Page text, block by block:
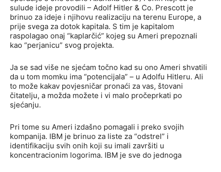
sulude ideje provodili – Adolf Hitler & Co. Prescott je
brinuo za ideje i njihovu realizaciju na terenu Europe, a
prije svega za dotok kapitala. S tim je kapitalom
raspolagao onaj “kaplarčić” kojeg su Ameri prepoznali
kao “perjanicu” svog projekta.
Ja se sad više ne sjećam točno kad su ono Ameri shvatili
da u tom momku ima “potencijala” – u Adolfu Hitleru. Ali
to može kakav povjesničar pronaći za vas, štovani
čitatelju, a možda možete i vi malo pročeprkati po
sjećanju.
Pri tome su Ameri izdašno pomagali i preko svojih
kompanija. IBM je brinuo za liste za “odstrel” i
identifikaciju svih onih koji su imali završiti u
koncentracionim logorima. IBM je sve do jednoga